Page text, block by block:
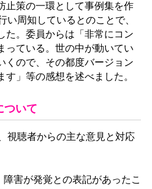
止策の一環として事例集を作
い周知しているとのことで、
た。委員からは「非常にコン
っている。世の中が動いてい
くので、その都度バージョン
」等の感想を述べました。
ついて
視聴者からの主な意見と対応
障害が発覚との表記があったこ